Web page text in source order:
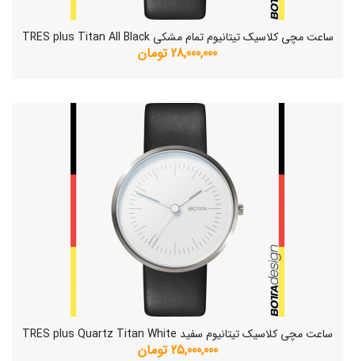
ساعت مچی کلاسیک تیتانیوم تمام مشکی TRES plus Titan All Black
28,000,000 تومان
ساعت مچی کلاسیک تیتانیوم سفید TRES plus Quartz Titan White
25,000,000 تومان